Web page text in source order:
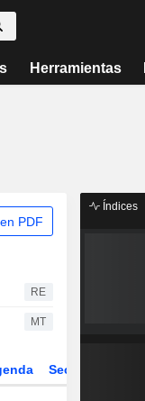
Herramientas
PDF
RE
MT
Sector
Índices